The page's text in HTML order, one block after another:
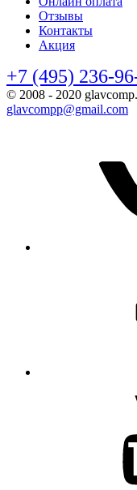
Отзывы
Контакты
Акция
+7 (495) 236-
© 2008 - 2020
glavcompp@gmail.com